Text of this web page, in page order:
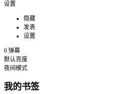
设置
隐藏
发表
设置
0 弹幕
默认亮度
夜间模式
我的书签